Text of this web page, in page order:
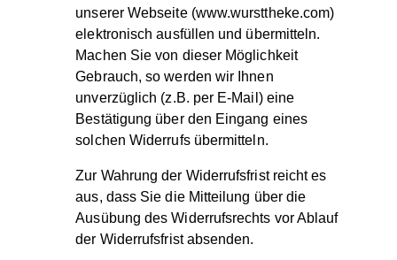
unserer Webseite (www.wursttheke.com)
elektronisch ausfüllen und übermitteln.
Machen Sie von dieser Möglichkeit
Gebrauch, so werden wir Ihnen
unverzüglich (z.B. per E-Mail) eine
Bestätigung über den Eingang eines
solchen Widerrufs übermitteln.
Zur Wahrung der Widerrufsfrist reicht es
aus, dass Sie die Mitteilung über die
Ausübung des Widerrufsrechts vor Ablauf
der Widerrufsfrist absenden.